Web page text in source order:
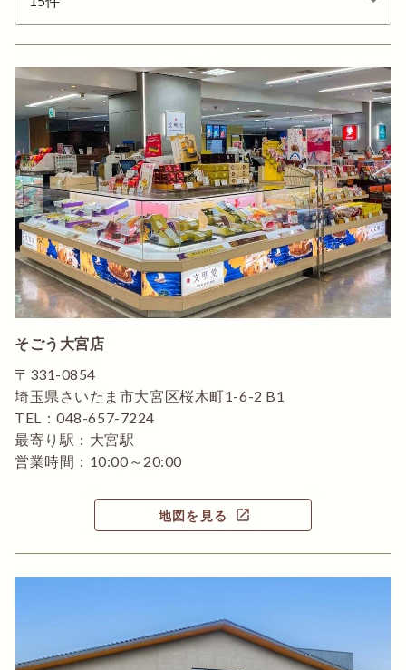
そごう大宮店
〒331-0854
埼玉県さいたま市大宮区桜木町1-6-2 B1
TEL：048-657-7224
最寄り駅：大宮駅
営業時間：10:00～20:00
地図を見る open_in_new